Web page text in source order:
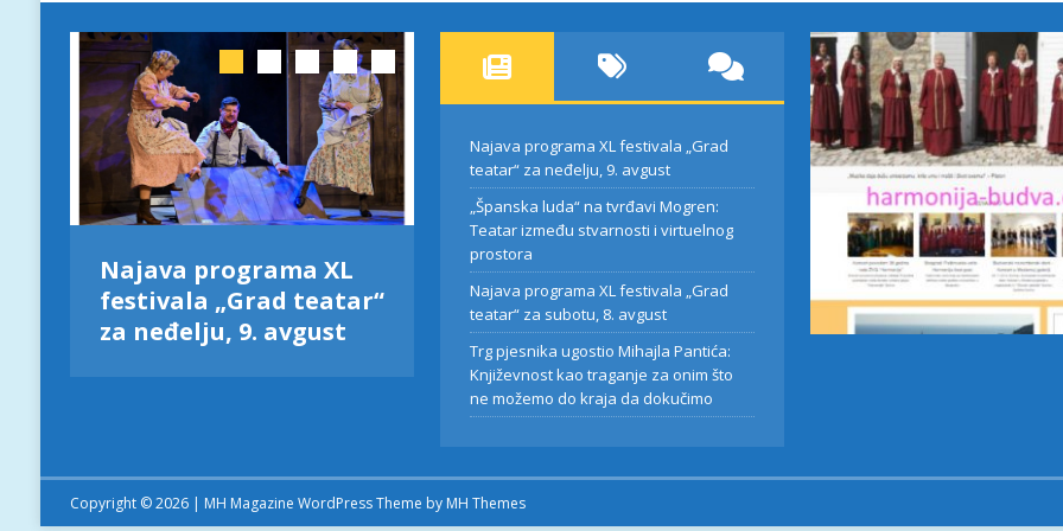
Najava programa XL
festivala „Grad teatar“
za neđelju, 9. avgust
„Španska luda“ na
tvrđavi Mogren:
Teatar između
stvarnosti i virtuelnog
prostora
Najava programa XL
festivala „Grad
za subotu, 8. avgust
Najava programa XL festivala „Grad
teatar“ za neđelju, 9. avgust
„Španska luda“ na tvrđavi Mogren:
Teatar između stvarnosti i virtuelnog
prostora
Najava programa XL festivala „Grad
teatar“ za subotu, 8. avgust
Trg pjesnika ugostio Mihajla Pantića:
Književnost kao traganje za onim što
ne možemo do kraja da dokučimo
Copyright © 2026 | MH Magazine WordPress Theme by MH Themes